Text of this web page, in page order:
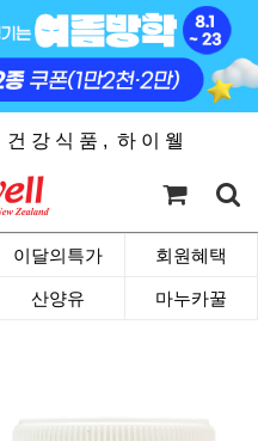
강 식 품 , 하 이 웰
이달의특가 회원혜택
산양유 마누카꿀